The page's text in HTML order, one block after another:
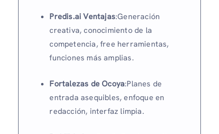
Predis.ai Ventajas:Generación
creativa, conocimiento de la
competencia, free herramientas,
funciones más amplias.
Fortalezas de Ocoya:Planes de
entrada asequibles, enfoque en
redacción, interfaz limpia.